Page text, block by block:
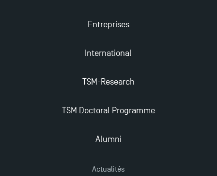
Les Masters de TSM récompensés au classement
Entreprises
International
TSM-Research
TSM Doctoral Programme
Alumni
Actualités